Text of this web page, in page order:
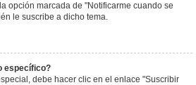
opción marcada de "Notificarme cuando se
le suscribe a dicho tema.
específico?
debe hacer clic en el enlace "Suscribir